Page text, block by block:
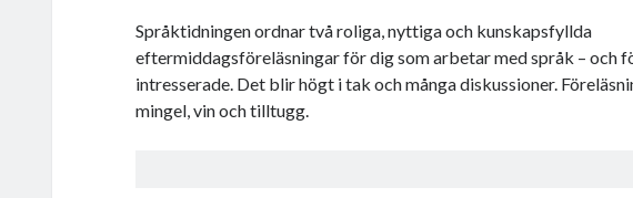
Språktidningen ordnar två roliga, nyttiga och kunskapsfyllda
eftermiddagsföreläsningar för dig som arbetar med språk – och
intresserade. Det blir högt i tak och många diskussioner.
mingel, vin och tilltugg.